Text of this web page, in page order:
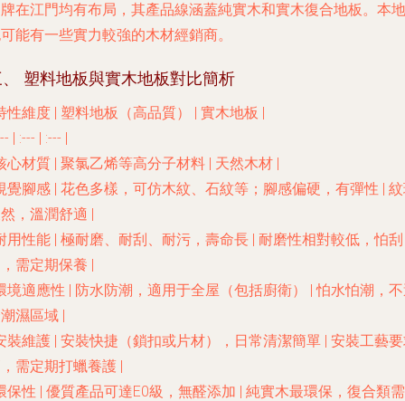
在江門均有布局，其產品線涵蓋純實木和實木復合地板。本地
能有一些實力較強的木材經銷商。
塑料地板與實木地板對比簡析
性維度 | 塑料地板（高品質） | 實木地板 |
| :--- | :--- |
心材質 | 聚氯乙烯等高分子材料 | 天然木材 |
覺腳感 | 花色多樣，可仿木紋、石紋等；腳感偏硬，有彈性 |
，溫潤舒適 |
用性能 | 極耐磨、耐刮、耐污，壽命長 | 耐磨性相對較低，怕刮
需定期保養 |
境適應性 | 防水防潮 ，適用于全屋（包括廚衛） |怕水怕潮 ，
濕區域 |
裝維護 | 安裝快捷（鎖扣或片材），日常清潔簡單 | 安裝工藝
需定期打蠟養護 |
保性 | 優質產品可達E0級，無醛添加 | 純實木最環保，復合類需